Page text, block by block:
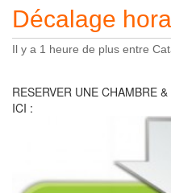
Décalage
Il y a 1 heure de plus entre
RESERVER UNE CHAMBRE
ICI :